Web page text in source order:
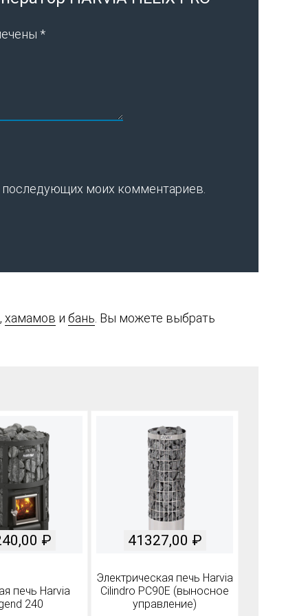
*
последующих моих комментариев.
, хамамов и бань . Вы можете выбрать
печь Harvia
240
₽
Электрическая печь Harvia
Cilindro PC90E (выносное
управление)
41327,00 ₽